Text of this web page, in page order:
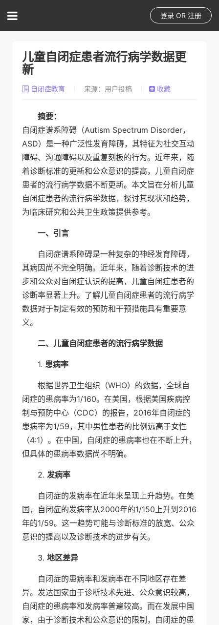
登录 OR 注册
儿童自闭症患者流行病学数据更
新
自闭症教育 来源：用户投稿 收藏
摘要：
自闭症谱系障碍（Autism Spectrum Disorder，
ASD）是一种广泛性发育障碍，其特征为社交互动
障碍、沟通障碍以及重复刻板的行为。近年来，随
着诊断标准的更新和公众意识的提高，儿童自闭症
患者的流行病学数据不断更新。本文旨在分析儿童
自闭症患者的流行病学数据，探讨其现状和趋势，
为临床研究和公共卫生政策提供参考。
一、引言
自闭症谱系障碍是一种复杂的神经发育障碍，
其病因尚不完全明确。近年来，随着诊断技术的进
步和公众对自闭症认识的提高，儿童自闭症患者的
诊断率显著上升。了解儿童自闭症患者的流行病学
数据对于制定有效的预防和干预措施具有重要意
义。
二、儿童自闭症患者的流行病学数据
1. 患病率
根据世界卫生组织（WHO）的数据，全球自
闭症的患病率为1/160。在美国，根据美国疾病控
制与预防中心（CDC）的报告，2016年自闭症的
患病率为1/59，其中男性患者的比例远高于女性
（4:1）。在中国，自闭症的患病率也在不断上升，
但具体的患病率数据尚不明确。
2. 发病率
自闭症的发病率在近年来呈现上升趋势。在美
国，自闭症的发病率从2000年的1/150上升到2016
年的1/59。这一趋势可能与诊断标准的放宽、公众
意识的提高以及诊断技术的进步有关。
3. 地区差异
自闭症的患病率和发病率在不同地区存在差
异。发达国家由于诊断技术先进、公众意识较高，
自闭症的患病率和发病率普遍较高。而在发展中国
家，由于诊断技术和公众意识的限制，自闭症的患